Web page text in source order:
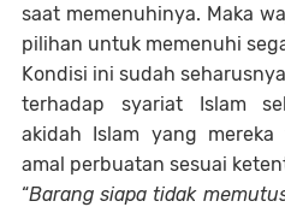
saat memenuhinya. Maka
pilihan untuk memenuhi
Kondisi ini sudah
terhadap syariat Islam
akidah Islam yang
amal perbuatan sesuai
“Barang siapa tidak